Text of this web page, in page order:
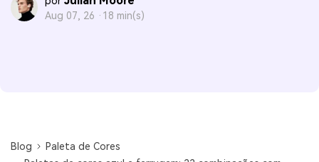
Aug 07, 26 · 18 min(s)
Blog
Paleta de Cores